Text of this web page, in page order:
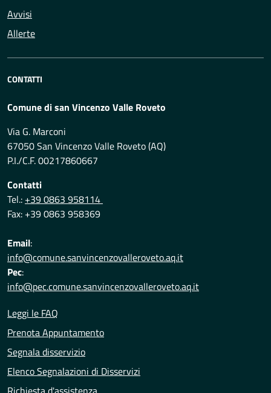
Avvisi
Allerte
CONTATTI
Comune di san Vincenzo Valle Roveto
Via G. Marconi
67050 San Vincenzo Valle Roveto (AQ)
P.I./C.F. 00217860667
Contatti
Tel.: +39 0863 958114
Fax: +39 0863 958369
Email:
info@comune.sanvincenzovalleroveto.aq.it
Pec:
info@pec.comune.sanvincenzovalleroveto.aq.it
Leggi le FAQ
Prenota Appuntamento
Segnala disservizio
Elenco Segnalazioni di Disservizi